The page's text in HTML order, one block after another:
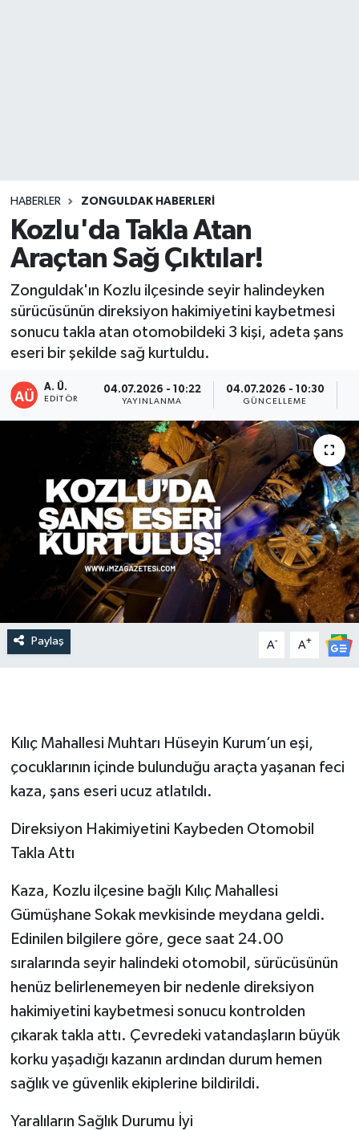
HABERLER ZONGULDAK HABERLERI
Kozlu'da Takla Atan
Araçtan Sağ Çıktılar!
Zonguldak'ın Kozlu ilçesinde seyir halindeyken
sürücüsünün direksiyon hakimiyetini kaybetmesi
sonucu takla atan otomobildeki 3 kişi, adeta şans
eseri bir şekilde sağ kurtuldu.
A. Ü.
EDITÖR
04.07.2026 - 10:22
YAYINLANMA
04.07.2026 - 10:30
GÜNCELLEME
Paylaş A- A+
​Kılıç Mahallesi Muhtarı Hüseyin Kurum’un eşi,
çocuklarının içinde bulunduğu araçta yaşanan feci
kaza, şans eseri ucuz atlatıldı.
​Direksiyon Hakimiyetini Kaybeden Otomobil
Takla Attı
​Kaza, Kozlu ilçesine bağlı Kılıç Mahallesi
Gümüşhane Sokak mevkisinde meydana geldi.
Edinilen bilgilere göre, gece saat 24.00
sıralarında seyir halindeki otomobil, sürücüsünün
henüz belirlenemeyen bir nedenle direksiyon
hakimiyetini kaybetmesi sonucu kontrolden
çıkarak takla attı. Çevredeki vatandaşların büyük
korku yaşadığı kazanın ardından durum hemen
sağlık ve güvenlik ekiplerine bildirildi.
​Yaralıların Sağlık Durumu İyi
KASTAMONU